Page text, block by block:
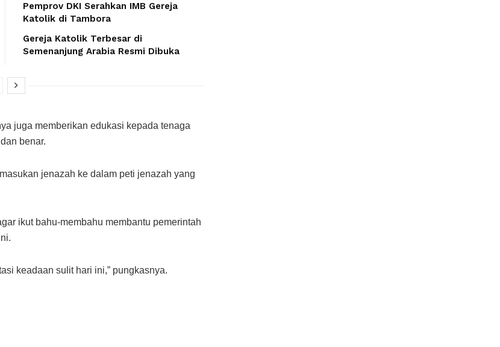
Pemprov DKI Serahkan IMB Gereja
Katolik di Tambora
Gereja Katolik Terbesar di
Semenanjung Arabia Resmi Dibuka
juga memberikan edukasi kepada tenaga
benar.
jenazah ke dalam peti jenazah yang
ikut bahu-membahu membantu pemerintah
keadaan sulit hari ini,” pungkasnya.